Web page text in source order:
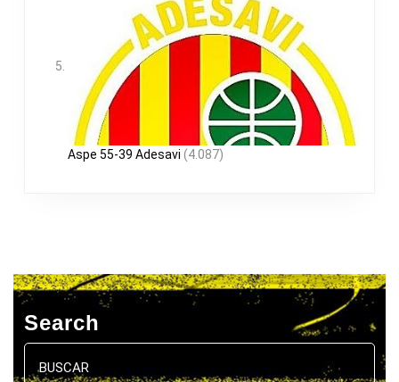
Aspe 55-39 Adesavi (4.087)
Search
Buscar: